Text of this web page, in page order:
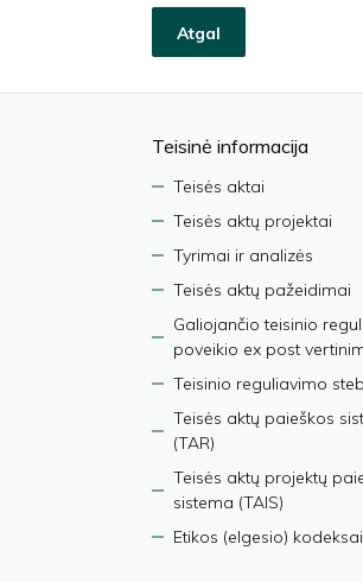
Atgal
Teisinė informacija
Teisės aktai
Teisės aktų projektai
Tyrimai ir analizės
Teisės aktų pažeidimai
Galiojančio teisinio
poveikio ex post
Teisinio reguliavimo
Teisės aktų paieškos
(TAR)
Teisės aktų projektų
sistema (TAIS)
Etikos (elgesio) kodeksai